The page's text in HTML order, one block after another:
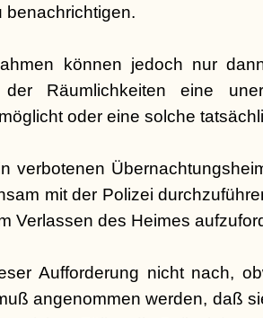
benachrichtigen.
können jedoch nur
Räumlichkeiten eine
oder eine solche
verbotenen
mit der Polizei
Verlassen des Heimes
Aufforderung nicht nach,
angenommen werden, daß